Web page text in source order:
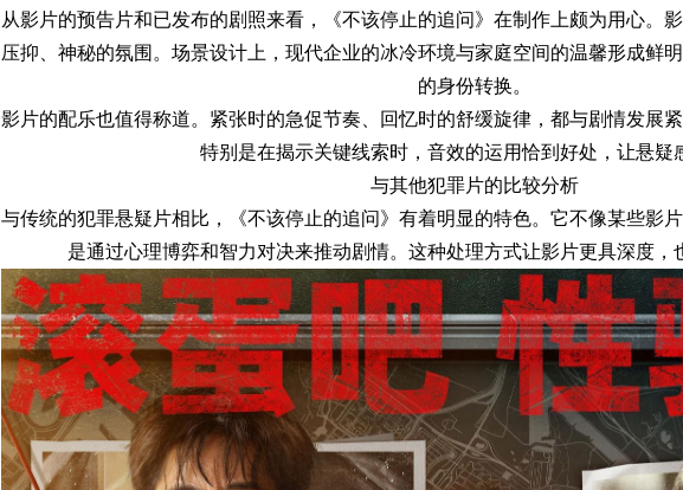
从影片的预告片和已发布的剧照来看，《不该停止的追问》在制作上颇为用心。
压抑、神秘的氛围。场景设计上，现代企业的冰冷环境与家庭空间的温馨形成鲜
的身份转换。
影片的配乐也值得称道。紧张时的急促节奏、回忆时的舒缓旋律，都与剧情发展
特别是在揭示关键线索时，音效的运用恰到好处，让悬疑
与其他犯罪片的比较分析
与传统的犯罪悬疑片相比，《不该停止的追问》有着明显的特色。它不像某些影
是通过心理博弈和智力对决来推动剧情。这种处理方式让影片更具深度，